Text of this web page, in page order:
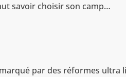
savoir choisir son camp…
par des réformes ultra